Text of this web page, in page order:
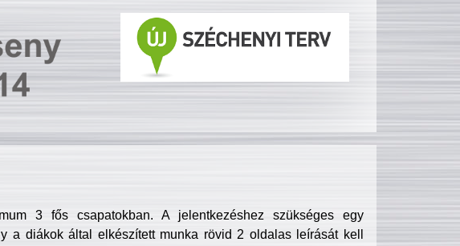
3 fős csapatokban. A jelentkezéshez szükséges egy
a diákok által elkészített munka rövid 2 oldalas leírását kell